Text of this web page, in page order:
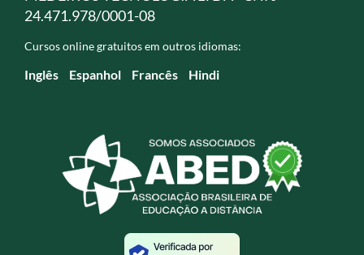
24.471.978/0001-08
Cursos online gratuitos em outros idiomas:
Inglês Espanhol Francês Hindi